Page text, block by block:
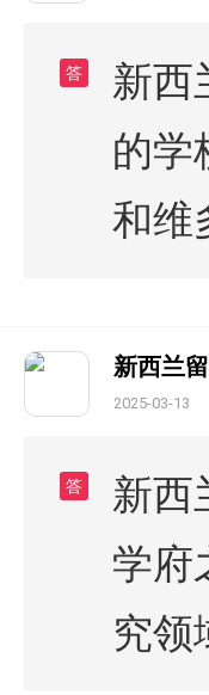
答
新西
的学
和维
新西兰
2025-03-13
答
新西
学府
究领